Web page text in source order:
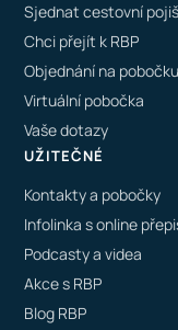
Sjednat cestovní
Chci přejít k RBP
Objednání na pobočku
Virtuální pobočka
Vaše dotazy
UŽITEČNÉ
Kontakty a pobočky
Infolinka s online
Podcasty a videa
Akce s RBP
Blog RBP